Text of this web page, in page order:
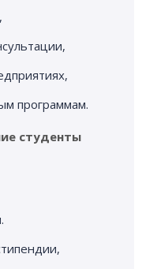
программам.
студенты